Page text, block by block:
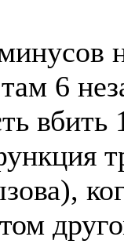
6
вбить